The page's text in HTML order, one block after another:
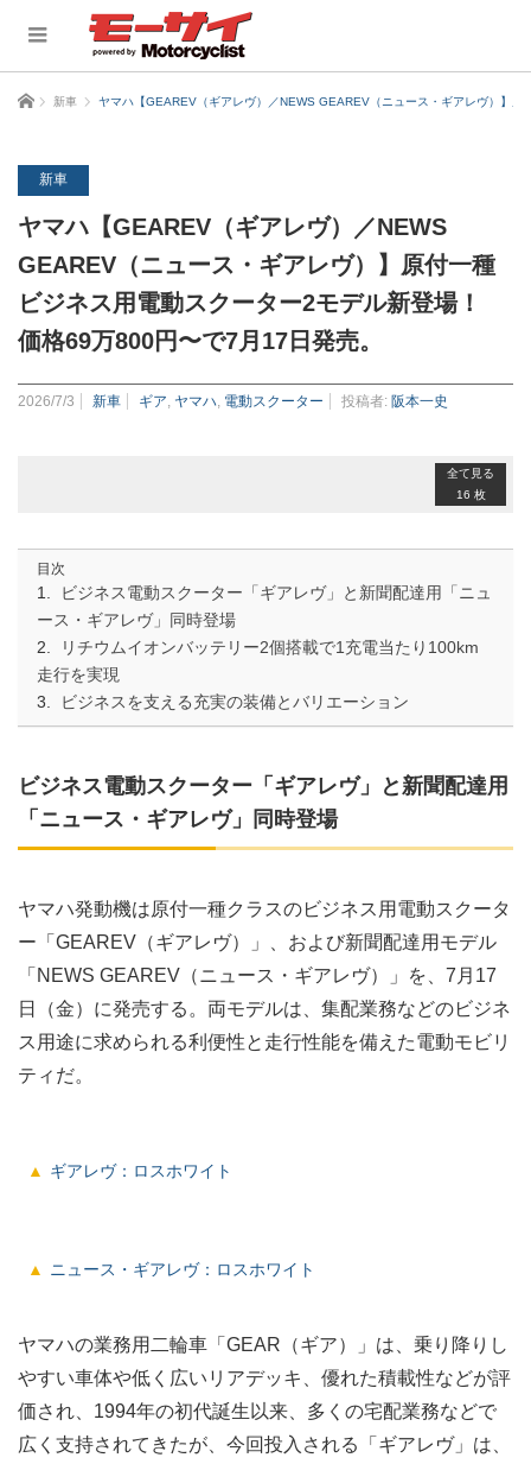
ホーム 新車 ヤマハ【GEAREV（ギアレヴ）／NEWS GEAREV（ニュース・ギアレヴ）】
新車
ヤマハ【GEAREV（ギアレヴ）／NEWS
GEAREV（ニュース・ギアレヴ）】原付一種
ビジネス用電動スクーター2モデル新登場！
価格69万800円〜で7月17日発売。
2026/7/3 新車 ギア ヤマハ 電動スクーター 投稿者: 阪本一史
全て見る
16 枚
目次
ビジネス電動スクーター「ギアレヴ」と新聞配達用「ニュ
ース・ギアレヴ」同時登場
リチウムイオンバッテリー2個搭載で1充電当たり100km
走行を実現
ビジネスを支える充実の装備とバリエーション
ビジネス電動スクーター「ギアレヴ」と新聞配達用
「ニュース・ギアレヴ」同時登場
ヤマハ発動機は原付一種クラスのビジネス用電動スクータ
ー「GEAREV（ギアレヴ）」、および新聞配達用モデル
「NEWS GEAREV（ニュース・ギアレヴ）」を、7月17
日（金）に発売する。両モデルは、集配業務などのビジネ
ス用途に求められる利便性と走行性能を備えた電動モビリ
ティだ。
ギアレヴ：ロスホワイト
ニュース・ギアレヴ：ロスホワイト
ヤマハの業務用二輪車「GEAR（ギア）」は、乗り降りし
やすい車体や低く広いリアデッキ、優れた積載性などが評
価され、1994年の初代誕生以来、多くの宅配業務などで
広く支持されてきたが、今回投入される「ギアレヴ」は、